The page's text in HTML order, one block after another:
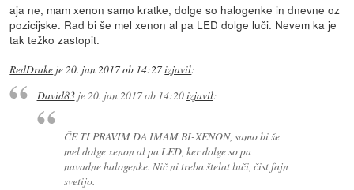
aja ne, mam xenon samo kratke, dolge so halogenke in dnevne oz
pozicijske. Rad bi še mel xenon al pa LED dolge luči. Nevem ka je
tak težko zastopit.
RedDrake je20. jan 2017 ob 14:27izjavil:
David83je20. jan 2017 ob 14:20izjavil:
ČE TI PRAVIM DA IMAM BI-XENON, samo bi še
mel dolge xenon al pa LED, ker dolge so pa
navadne halogenke. Nič ni treba štelat luči, čist fajn
svetijo.